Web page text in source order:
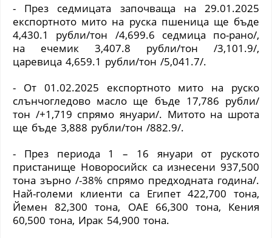
- През седмицата започваща на 29.01.2025
експортното мито на руска пшеница ще бъде
4,430.1 рубли/тон /4,699.6 седмица по-рано/,
на ечемик 3,407.8 рубли/тон /3,101.9/,
царевица 4,659.1 рубли/тон /5,041.7/.
- От 01.02.2025 експортното мито на руско
слънчогледово масло ще бъде 17,786 рубли/
тон /+1,719 спрямо януари/. Митото на шрота
ще бъде 3,888 рубли/тон /882.9/.
- През периода 1 – 16 януари от руското
пристанище Новоросийск са изнесени 937,500
тона зърно /-38% спрямо предходната година/.
Най-големи клиенти са Египет 422,700 тона,
Йемен 82,300 тона, ОАЕ 66,300 тона, Кения
60,500 тона, Ирак 54,900 тона.